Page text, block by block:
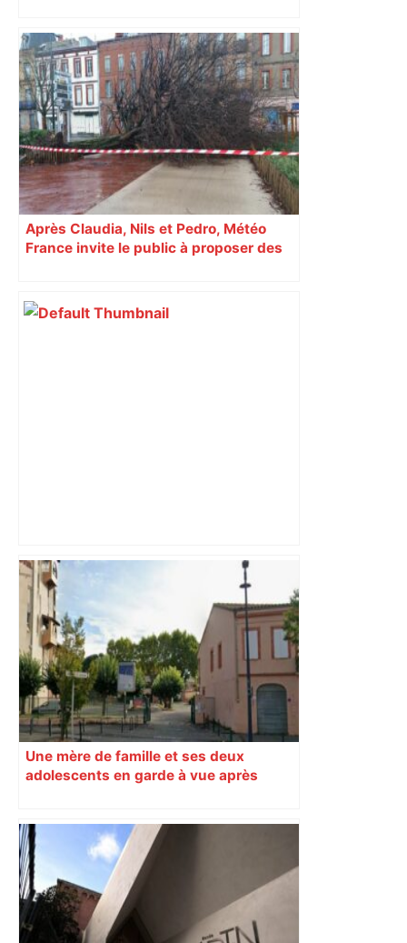
Après la fusion avec la liste PS
Toulouse, le candidat LFI salue "une
dynamique qui nous oblige à la
responsabilité" – Franceinfo
Après Claudia, Nils et Pedro, Météo
France invite le public à proposer des
« Rien d'inquiétant » pour Guillaume
Restes, le gardien de Toulouse, après
sa sortie à Metz – L'Équipe
Une mère de famille et ses deux
adolescents en garde à vue après